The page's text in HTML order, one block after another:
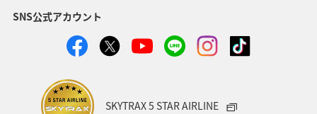
イワナ
SNS公式アカウント
SKYTRAX 5 STAR AIRLINE